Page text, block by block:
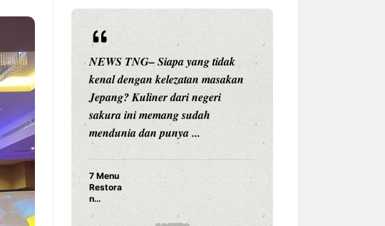
NEWS TNG– Siapa yang tidak
kenal dengan kelezatan masakan
Jepang? Kuliner dari negeri
sakura ini memang sudah
mendunia dan punya ...
7 Menu
Restora
n
Jepang
NEWS TNG– Siapa sangka, dua
nama besar di dunia hiburan,
Nunung Srimulat dan Vicky
Prasetyo Buka Restoran